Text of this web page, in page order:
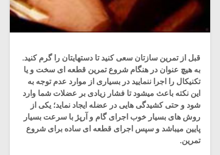
قبل از تمرین سازتان سعی کنید تا دستهایتان را گرم کنید.
به هیچ عنوان در هنگام شروع تمرین قطعه ای سخت و یا
تکنیکال را اجرا ننمایید در بسیاری از موارد عدم توجه به
این نکته باعث میشود تا فشار زیادی بر عضلات شما وارد
شود و حتی کشیدگی هایی در عضله ایجاد نماید؛ یکی از
روش های بسیار خوب اجرای گام و آرپژ با سرعت بسیار
پایین میباشد و سپس اجرای قطعه ای ساده برای شروع
تمرین.